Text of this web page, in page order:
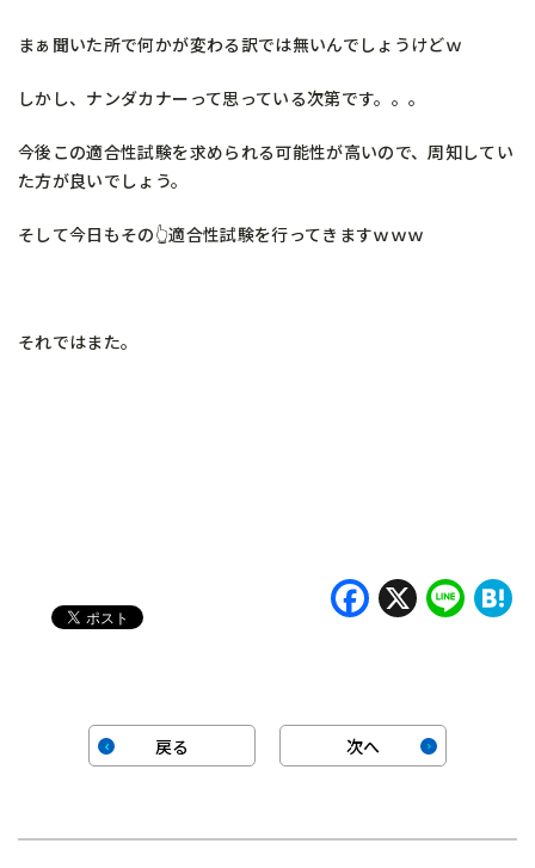
まぁ聞いた所で何かが変わる訳では無いんでしょうけどｗ
しかし、ナンダカナーって思っている次第です。。。
今後この適合性試験を求められる可能性が高いので、周知してい
た方が良いでしょう。
そして今日もその👆適合性試験を行ってきますｗｗｗ
それではまた。
X
戻る 次へ